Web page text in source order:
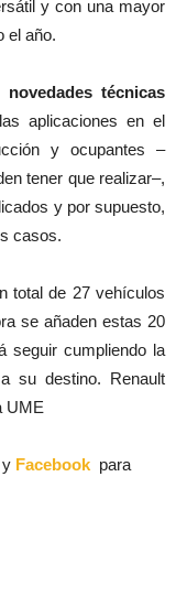
y con una mayor
el año.
novedades técnicas
aplicaciones en el
y ocupantes –
tener que realizar–,
y por supuesto,
casos.
total de 27 vehículos
se añaden estas 20
seguir cumpliendo la
su destino. Renault
UME
y Facebook para